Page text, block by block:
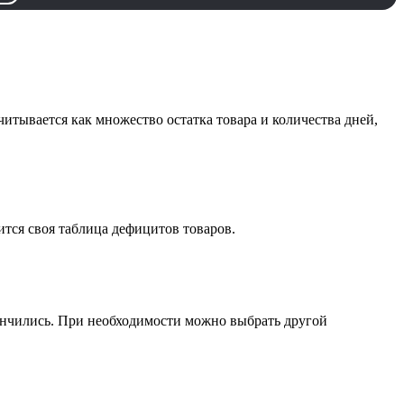
как множество остатка товара и количества дней,
своя таблица дефицитов товаров.
При необходимости можно выбрать другой